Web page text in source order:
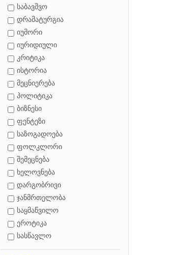
საბავშვო
დრამატურგია
იუმორი
იურიდიული
კრიტიკა
ისტორია
მეცნიერება
პოლიტიკა
ბიზნესი
ფენტეზი
საზოგადოება
ფოლკლორი
შემეცნება
ხელოვნება
დარგობრივი
ჯანმრთელობა
საყმაწვილო
ეროტიკა
სასწავლო